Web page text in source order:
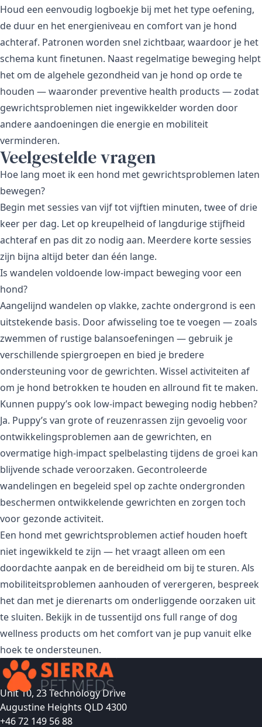
Houd een eenvoudig logboekje bij met het type oefening,
de duur en het energieniveau en comfort van je hond
achteraf. Patronen worden snel zichtbaar, waardoor je het
schema kunt finetunen. Naast regelmatige beweging helpt
het om de algehele gezondheid van je hond op orde te
houden — waaronder preventive health products — zodat
gewrichtsproblemen niet ingewikkelder worden door
andere aandoeningen die energie en mobiliteit
verminderen.
Veelgestelde vragen
Hoe lang moet ik een hond met gewrichtsproblemen laten
bewegen?
Begin met sessies van vijf tot vijftien minuten, twee of drie
keer per dag. Let op kreupelheid of langdurige stijfheid
achteraf en pas dit zo nodig aan. Meerdere korte sessies
zijn bijna altijd beter dan één lange.
Is wandelen voldoende low-impact beweging voor een
hond?
Aangelijnd wandelen op vlakke, zachte ondergrond is een
uitstekende basis. Door afwisseling toe te voegen — zoals
zwemmen of rustige balansoefeningen — gebruik je
verschillende spiergroepen en bied je bredere
ondersteuning voor de gewrichten. Wissel activiteiten af
om je hond betrokken te houden en allround fit te maken.
Kunnen puppy’s ook low-impact beweging nodig hebben?
Ja. Puppy’s van grote of reuzenrassen zijn gevoelig voor
ontwikkelingsproblemen aan de gewrichten, en
overmatige high-impact spelbelasting tijdens de groei kan
blijvende schade veroorzaken. Gecontroleerde
wandelingen en begeleid spel op zachte ondergronden
beschermen ontwikkelende gewrichten en zorgen toch
voor gezonde activiteit.
Een hond met gewrichtsproblemen actief houden hoeft
niet ingewikkeld te zijn — het vraagt alleen om een
doordachte aanpak en de bereidheid om bij te sturen. Als
mobiliteitsproblemen aanhouden of verergeren, bespreek
het dan met je dierenarts om onderliggende oorzaken uit
te sluiten. Bekijk in de tussentijd ons full range of dog
wellness products om het comfort van je pup vanuit elke
hoek te ondersteunen.
Unit 10, 23 Technology Drive
Augustine Heights QLD 4300
+46 72 149 56 88